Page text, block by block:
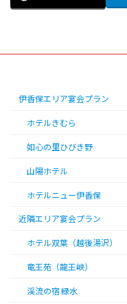
伊香保エリア宴会プラン
ホテルきむら
如心の里ひびき野
山陽ホテル
ホテルニュー伊香保
近隣エリア宴会プラン
ホテル双葉（越後湯沢）
竜王苑（龍王峡）
渓流の宿 緑水